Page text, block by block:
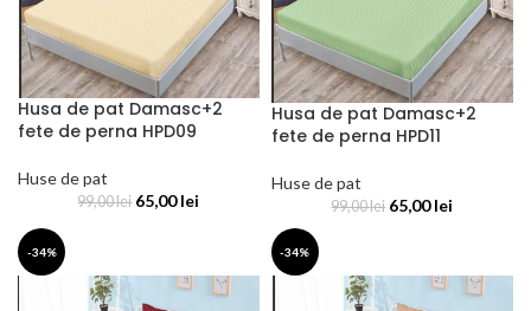
Husa de pat Damasc+2
fete de perna HPD09
Huse de pat
99,00lei 65,00lei
Husa de pat Damasc+2
fete de perna HPD11
Huse de pat
99,00lei 65,00lei
-34% -34%